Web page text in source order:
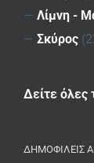
— Λίμνη -
— Σκύρος
Δείτε όλες
ΔΗΜΟΦΙΛΕΙΣ